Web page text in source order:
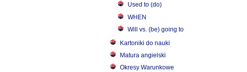
Used to (do)
WHEN
Will vs. (be) going to
Kartoniki do nauki
Matura angielski
Okresy Warunkowe